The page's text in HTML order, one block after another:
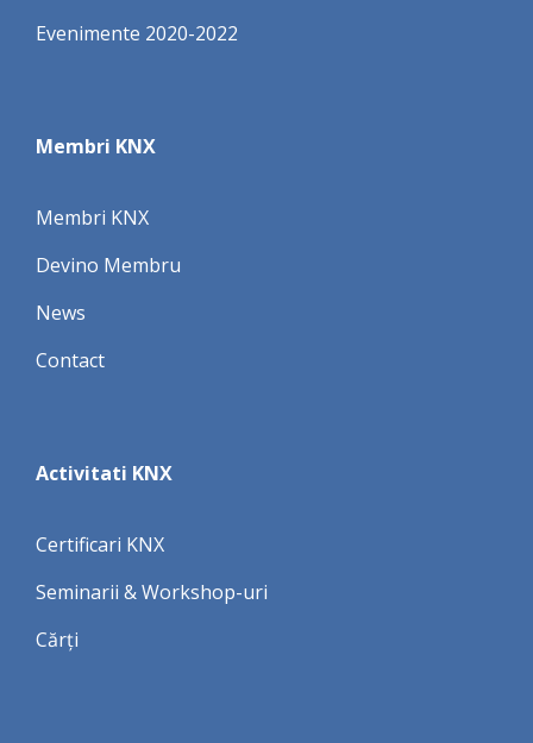
Evenimente 2020-2022
Membri KNX
Membri KNX
Devino Membru
News
Contact
Activitati KNX
Certificari KNX
Seminarii & Workshop-uri
Cărți